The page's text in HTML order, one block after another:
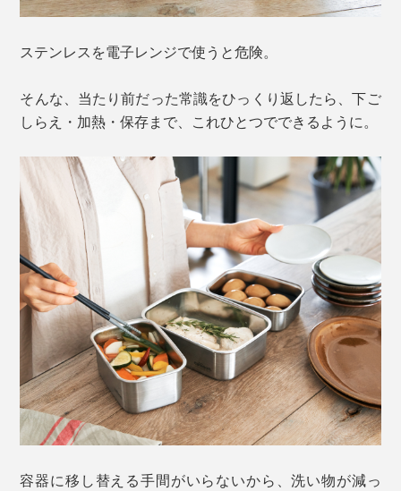
ステンレスを電子レンジで使うと危険。
そんな、当たり前だった常識をひっくり返したら、下ご
しらえ・加熱・保存まで、これひとつでできるように。
容器に移し替える手間がいらないから、洗い物が減っ